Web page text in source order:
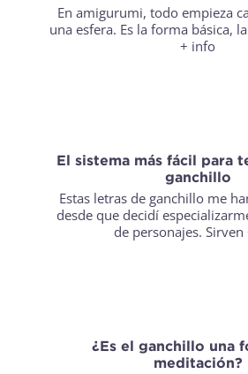
En amigurumi, todo empieza
una esfera. Es la forma básica,
+ info
El sistema más fácil para
ganchillo
Estas letras de ganchillo me
desde que decidí
de personajes. Sirven
¿Es el ganchillo una
meditación?